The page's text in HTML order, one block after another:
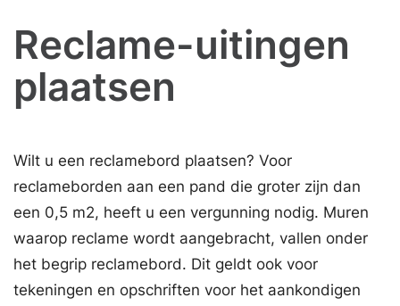
Reclame-uitingen
plaatsen
Wilt u een reclamebord plaatsen? Voor
reclameborden aan een pand die groter zijn dan
een 0,5 m2, heeft u een vergunning nodig. Muren
waarop reclame wordt aangebracht, vallen onder
het begrip reclamebord. Dit geldt ook voor
tekeningen en opschriften voor het aankondigen